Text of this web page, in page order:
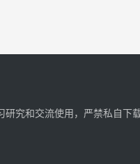
究和交流使用，严禁私自下